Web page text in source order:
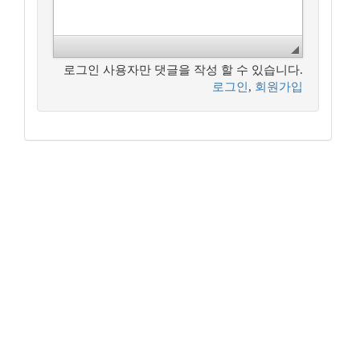
로그인 사용자만 댓글을 작성 할 수 있습니다.
로그인 , 회원가입